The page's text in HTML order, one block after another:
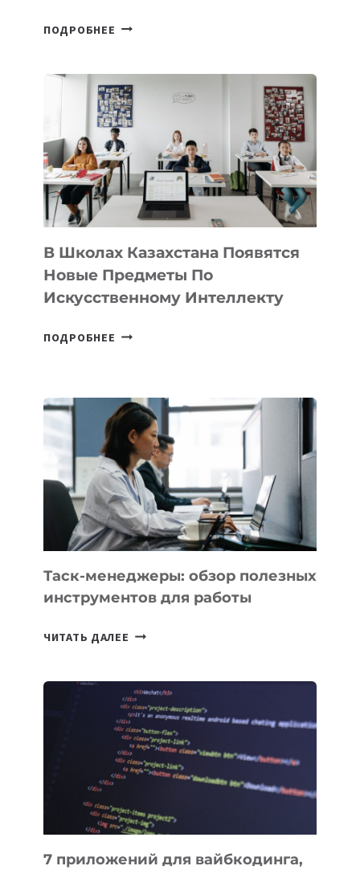
ПОДРОБНЕЕ ОТКРЫТ
DEAL
VELOCITY
BY
MOST
—
МЕЖДУНАРОДНУЮ
ПРОГРАММУ
ДЛЯ
ТЕХНОЛОГИЧЕСКИХ
В Школах Казахстана Появятся
Новые Предметы По
Искусственному Интеллекту
ПОДРОБНЕЕ В
НОВЫЕ
ПРЕДМЕТЫ
ПО
ИСКУССТВЕННОМУ
ИНТЕЛЛЕКТУ
Таск-менеджеры: обзор полезных
инструментов для работы
ЧИТАТЬ ДАЛЕЕ ТАСК-
ПОЛЕЗНЫХ
ИНСТРУМЕНТОВ
ДЛЯ
РАБОТЫ
7 приложений для вайбкодинга,